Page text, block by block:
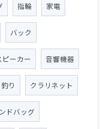
指輪 家電
バック
ピーカー 音響機器
釣り クラリネット
ドバッグ